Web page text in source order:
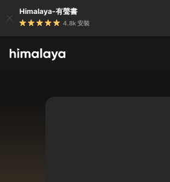
Himalaya-有聲書
4.8k 安裝